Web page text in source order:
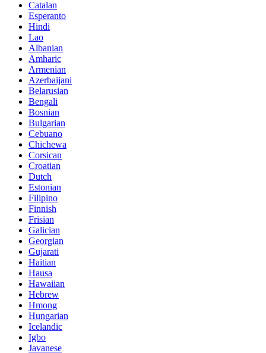
Catalan
Esperanto
Hindi
Lao
Albanian
Amharic
Armenian
Azerbaijani
Belarusian
Bengali
Bosnian
Bulgarian
Cebuano
Chichewa
Corsican
Croatian
Dutch
Estonian
Filipino
Finnish
Frisian
Galician
Georgian
Gujarati
Haitian
Hausa
Hawaiian
Hebrew
Hmong
Hungarian
Icelandic
Igbo
Javanese